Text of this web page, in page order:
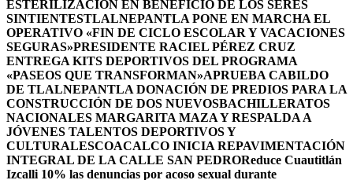
ESTERILIZACIÓN EN BENEFICIO DE LOS SERES
SINTIENTESTLALNEPANTLA PONE EN MARCHA EL
OPERATIVO «FIN DE CICLO ESCOLAR Y VACACIONES
SEGURAS»PRESIDENTE RACIEL PÉREZ CRUZ
ENTREGA KITS DEPORTIVOS DEL PROGRAMA
«PASEOS QUE TRANSFORMAN»APRUEBA CABILDO
DE TLALNEPANTLA DONACIÓN DE PREDIOS PARA LA
CONSTRUCCIÓN DE DOS NUEVOSBACHILLERATOS
NACIONALES MARGARITA MAZA Y RESPALDA A
JÓVENES TALENTOS DEPORTIVOS Y
CULTURALESCOACALCO INICIA REPAVIMENTACIÓN
INTEGRAL DE LA CALLE SAN PEDROReduce Cuautitlán
Izcalli 10% las denuncias por acoso sexual durante